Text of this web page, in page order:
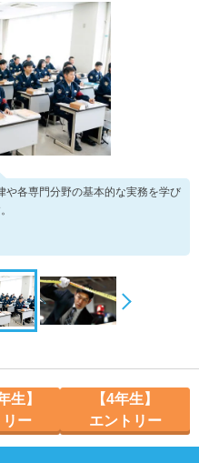
や各専門分野の基本的な実務を学び
生】
リー
【4年生】
エントリー